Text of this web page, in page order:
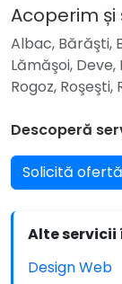
Acoperim și
Albac, Bărăşti,
Lămăşoi, Deve,
Rogoz,
Descoperă
Solicită ofertă
Alte servicii
Design Web